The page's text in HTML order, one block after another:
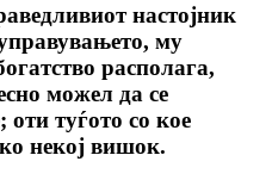
настојник
му
располага,
можел да се
туѓото со кое
некој вишок.